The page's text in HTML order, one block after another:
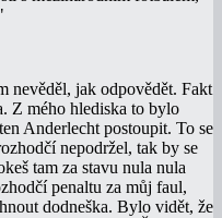
nevěděl, jak odpovědět. Fakt
Z mého hlediska to bylo
Anderlecht postoupit. To se
nepodržel, tak by se
tam za stavu nula nula
penaltu za můj faul,
dodneška. Bylo vidět, že